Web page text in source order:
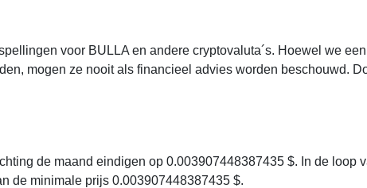
voor BULLA en andere cryptovaluta´s. Hoewel we
mogen ze nooit als financieel advies worden beschouwd.
de maand eindigen op 0.003907448387435 $. In de loop
de minimale prijs 0.003907448387435 $.